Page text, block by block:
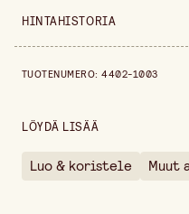
Pakkausmäärä
Leveys
HINTAHISTORIA
TUOTENUMERO:4402-1003
LÖYDÄ LISÄÄ
Luo & koristele Muut